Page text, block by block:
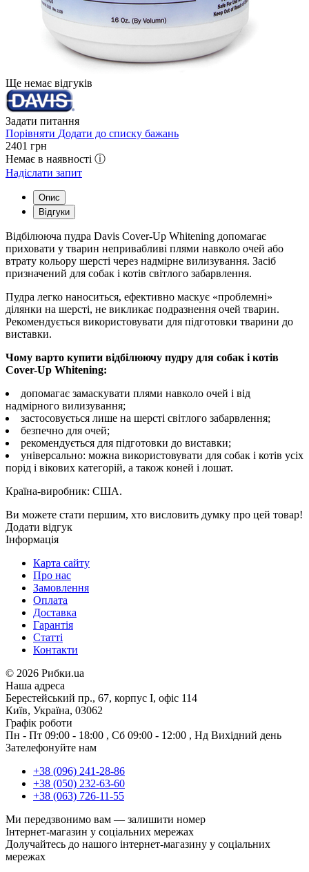
Ще немає відгуків
Задати питання
Порівняти Додати до списку бажань
2401 грн
Немає в наявності ⓘ
Надіслати запит
Опис
Відгуки
Відбілююча пудра Davis Cover-Up Whitening допомагає
приховати у тварин непривабливі плями навколо очей або
втрату кольору шерсті через надмірне вилизування. Засіб
призначений для собак і котів світлого забарвлення.
Пудра легко наноситься, ефективно маскує «проблемні»
ділянки на шерсті, не викликає подразнення очей тварин.
Рекомендується використовувати для підготовки тварини до
виставки.
Чому варто купити відбілюючу пудру для собак і котів
Cover-Up Whitening:
допомагає замаскувати плями навколо очей і від
надмірного вилизування;
застосовується лише на шерсті світлого забарвлення;
безпечно для очей;
рекомендується для підготовки до виставки;
універсально: можна використовувати для собак і котів усіх
порід і вікових категорій, а також коней і лошат.
Країна-виробник: США.
Ви можете стати першим, хто висловить думку про цей товар!
Додати відгук
Інформація
Карта сайту
Про нас
Замовлення
Оплата
Доставка
Гарантія
Статті
Контакти
© 2026 Рибки.ua
Наша адреса
Берестейський пр., 67, корпус І, офіс 114
Київ, Україна, 03062
Графік роботи
Пн - Пт 09:00 - 18:00 , Сб 09:00 - 12:00 , Нд Вихідний день
Зателефонуйте нам
+38 (096) 241-28-86
+38 (050) 232-63-60
+38 (063) 726-11-55
Ми передзвонимо вам — залишити номер
Інтернет-магазин у соціальних мережах
Долучайтесь до нашого інтернет-магазину у соціальних
мережах